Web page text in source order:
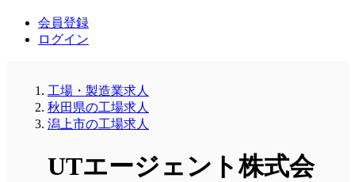
会員登録
ログイン
工場・製造業求人
秋田県の工場求人
潟上市の工場求人
UTエージェント株式会